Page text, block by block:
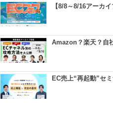
【8/8～8/16アーカ
Amazon？楽天？自
EC売上“再起動”セ